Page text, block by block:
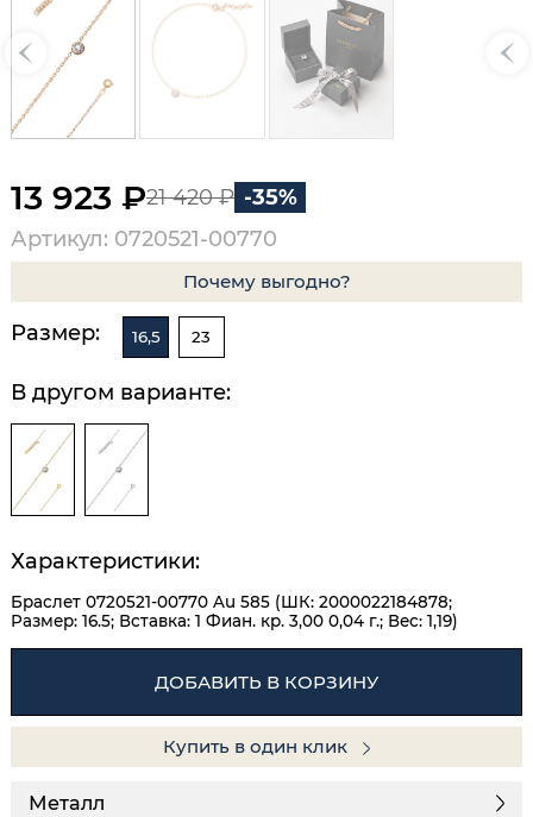
13 923 ₽21 420 ₽ -35%
Артикул: 0720521-00770
Почему выгодно?
Размер: 16,5 23
В другом варианте:
Характеристики:
Браслет 0720521-00770 Au 585 (ШК: 2000022184878;
Размер: 16.5; Вставка: 1 Фиан. кр. 3,00 0,04 г.; Вес: 1,19)
ДОБАВИТЬ В КОРЗИНУ
Купить в один клик
Металл